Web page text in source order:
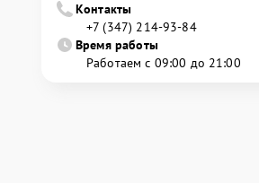
Контакты
+7 (347) 214-93-84
Время работы
Работаем с 09:00 до 21:00